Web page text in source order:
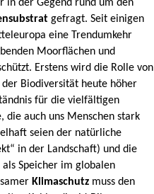
in der Gegend rund um den
gefragt. Seit einigen
eine Trendumkehr
Moorflächen und
Erstens wird die Rolle von
Biodiversität heute höher
für die vielfältigen
die auch uns Menschen stark
seien der natürliche
in der Landschaft) und die
Speicher im globalen
Klimaschutz muss den